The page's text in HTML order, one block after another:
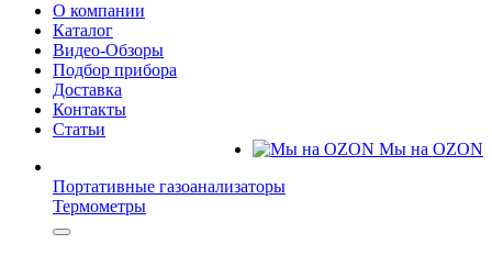
О компании
Каталог
Видео-Обзоры
Подбор прибора
Доставка
Контакты
Статьи
Мы на OZON
Портативные газоанализаторы
Термометры